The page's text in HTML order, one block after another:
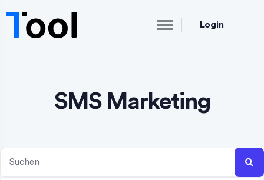
Login
SMS Marketing